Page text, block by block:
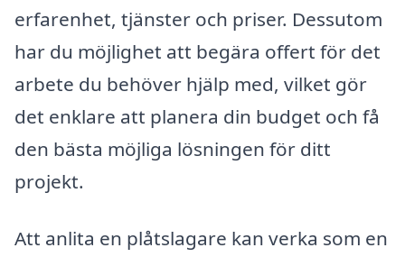
erfarenhet, tjänster och priser. Dessutom
har du möjlighet att begära offert för det
arbete du behöver hjälp med, vilket gör
det enklare att planera din budget och få
den bästa möjliga lösningen för ditt
projekt.
Att anlita en plåtslagare kan verka som en